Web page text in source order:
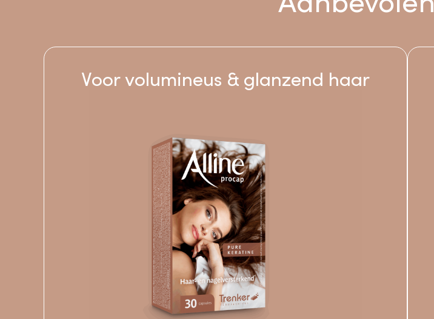
Voor volumineus & glanzend haar
je past en zet de eerste
stap naar je eigen
schoonheidsritueel.